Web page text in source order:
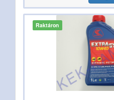
Raktáron